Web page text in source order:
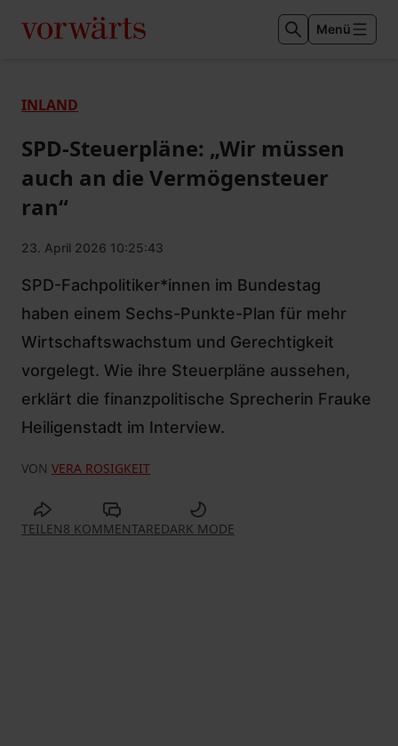
Menü
INLAND
SPD-Steuerpläne: „Wir müssen
auch an die Vermögensteuer
ran“
23. April 2026 10:25:43
SPD-Fachpolitiker*innen im Bundestag
haben einem Sechs-Punkte-Plan für mehr
Wirtschaftswachstum und Gerechtigkeit
vorgelegt. Wie ihre Steuerpläne aussehen,
erklärt die finanzpolitische Sprecherin Frauke
Heiligenstadt im Interview.
VON VERA ROSIGKEIT
TEILEN8 KOMMENTAREDARK MODE